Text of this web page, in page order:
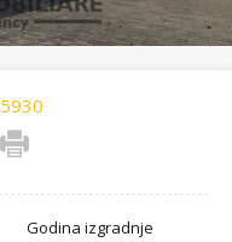
5930
Godina izgradnje